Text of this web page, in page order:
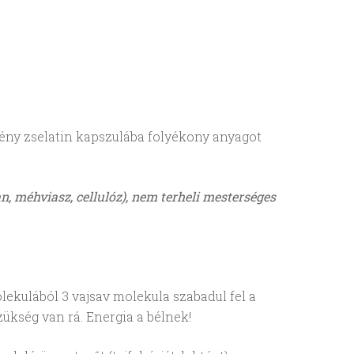
zselatin kapszulába folyékony anyagot
cellulóz), nem terheli mesterséges
3 vajsav molekula szabadul fel a
van rá. Energia a bélnek!